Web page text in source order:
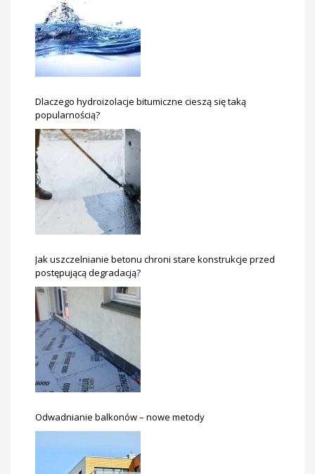
Dlaczego hydroizolacje bitumiczne cieszą się taką
popularnością?
Jak uszczelnianie betonu chroni stare konstrukcje przed
postępującą degradacją?
Odwadnianie balkonów – nowe metody